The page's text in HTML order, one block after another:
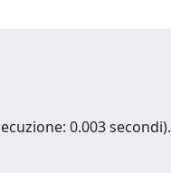
0.003 secondi).